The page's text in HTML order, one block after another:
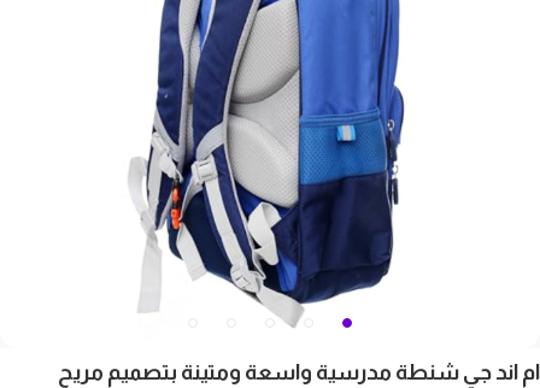
ام اند جي شنطة مدرسية واسعة ومتينة بتصميم مريح